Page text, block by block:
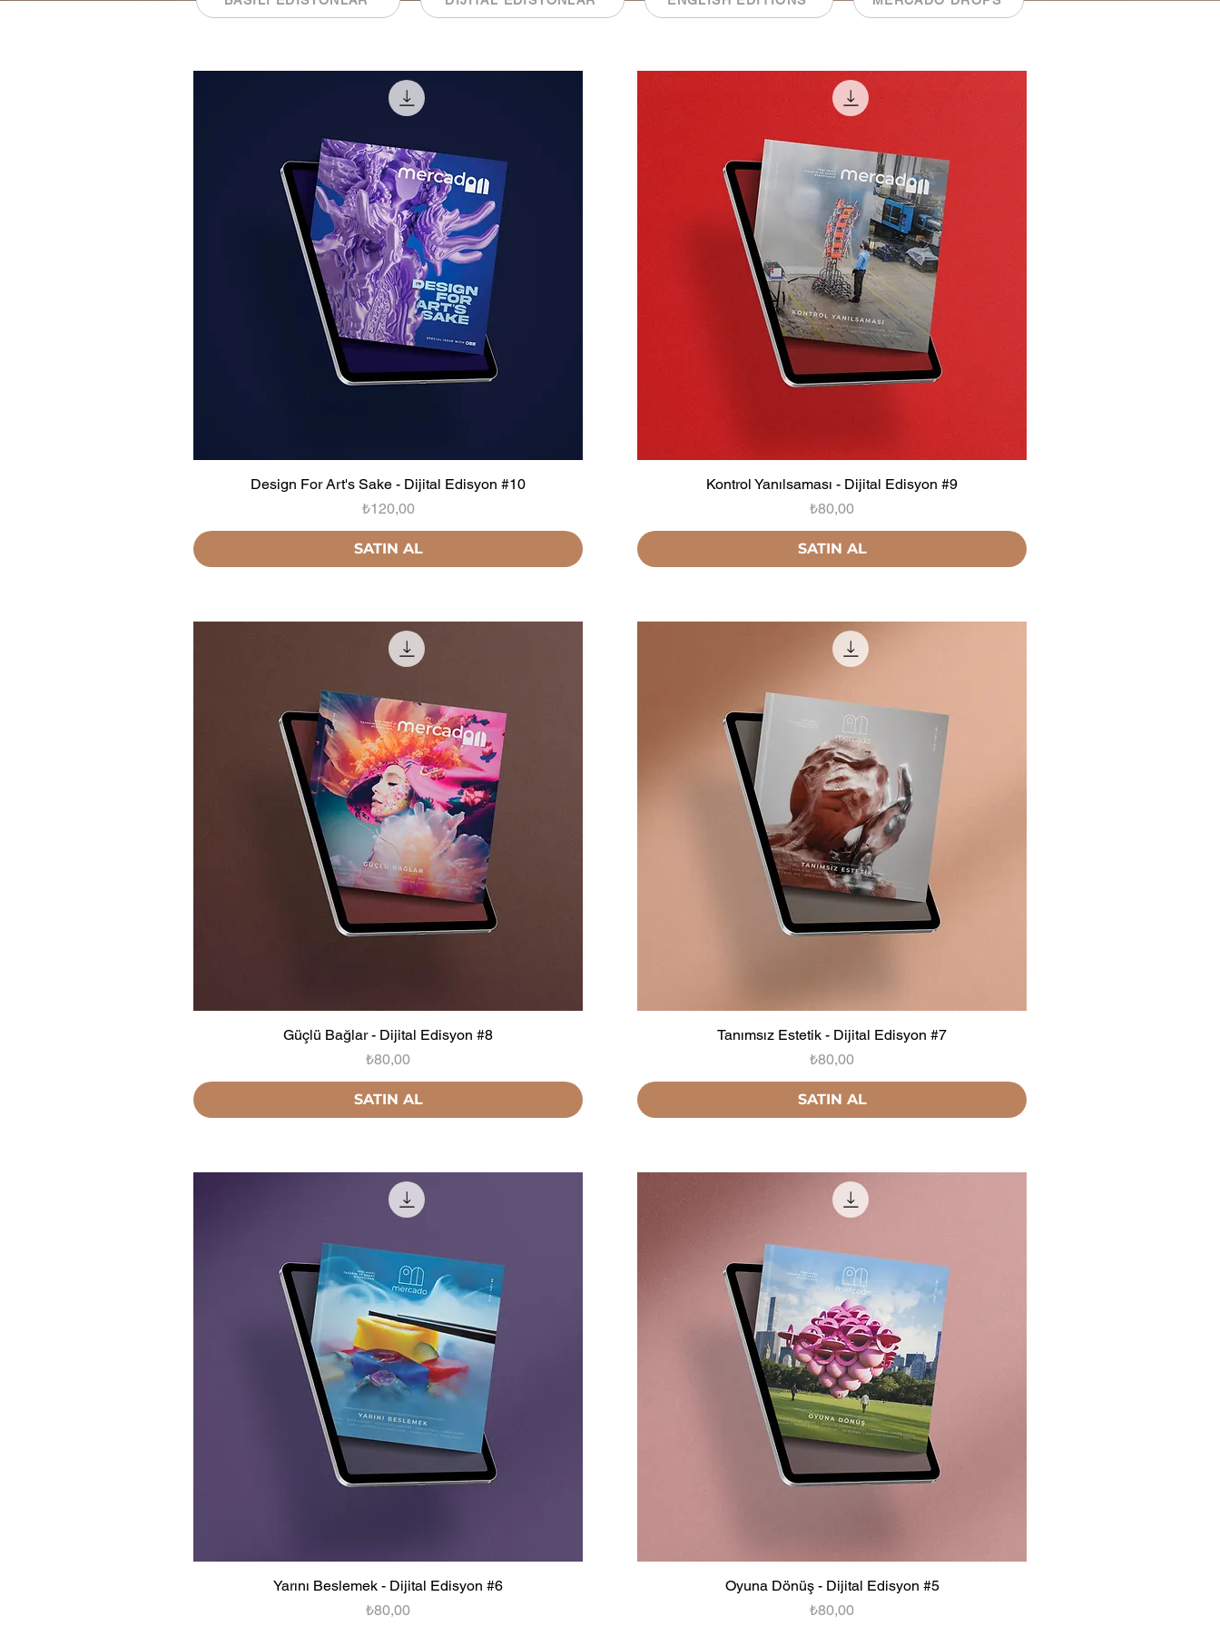
Design For Art's Sake - Dijital Edisyon #10
Fiyat
₺120,00
SATIN AL
Kontrol Yanılsaması - Dijital Edisyon #9
Fiyat
₺80,00
SATIN AL
Güçlü Bağlar - Dijital Edisyon #8
Fiyat
₺80,00
SATIN AL
Tanımsız Estetik - Dijital Edisyon #7
Fiyat
₺80,00
SATIN AL
Yarını Beslemek - Dijital Edisyon #6
Fiyat
₺80,00
Oyuna Dönüş - Dijital Edisyon #5
Fiyat
₺80,00